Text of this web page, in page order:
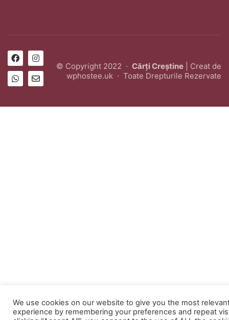
© Copyright 2022 · Cărți Creștine | Creat de
wphostee.uk · Toate Drepturile Rezervate
We use cookies on our website to give you the most
experience by remembering your preferences and repeat